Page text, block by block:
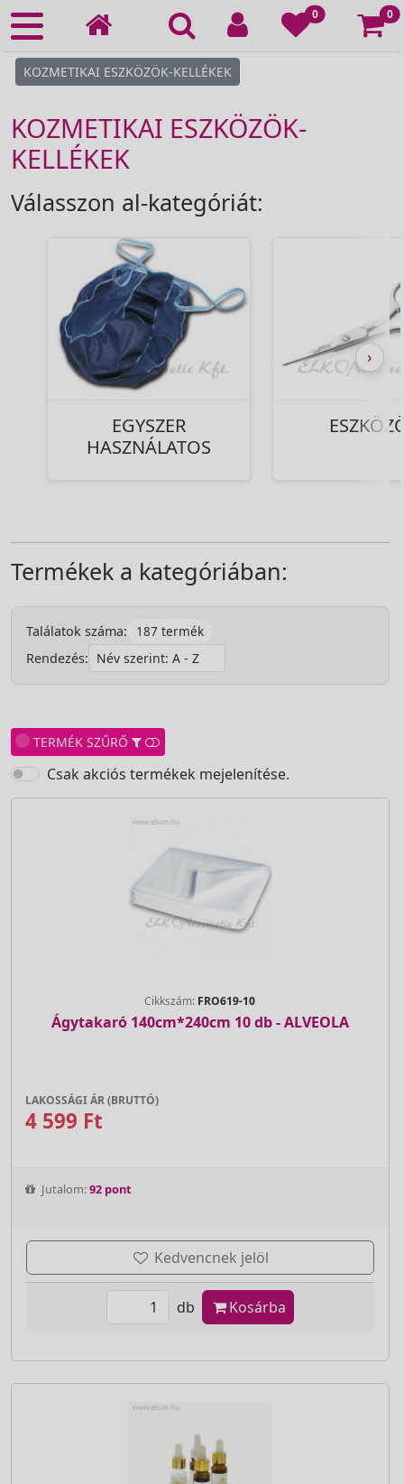
0 0
KOZMETIKAI ESZKÖZÖK-KELLÉKEK
KOZMETIKAI ESZKÖZÖK-
KELLÉKEK
Válasszon al-kategóriát:
EGYSZER
HASZNÁLATOS
›
Termékek a kategóriában:
Találatok száma:
187 termék
Rendezés:
TERMÉK SZŰRŐ
Csak akciós termékek mejelenítése.
Cikkszám: FRO619-10
Ágytakaró 140cm*240cm 10 db - ALVEOLA
LAKOSSÁGI ÁR (BRUTTÓ)
4 599 Ft
Jutalom:92 pont
Kedvencnek jelöl
db Kosárba